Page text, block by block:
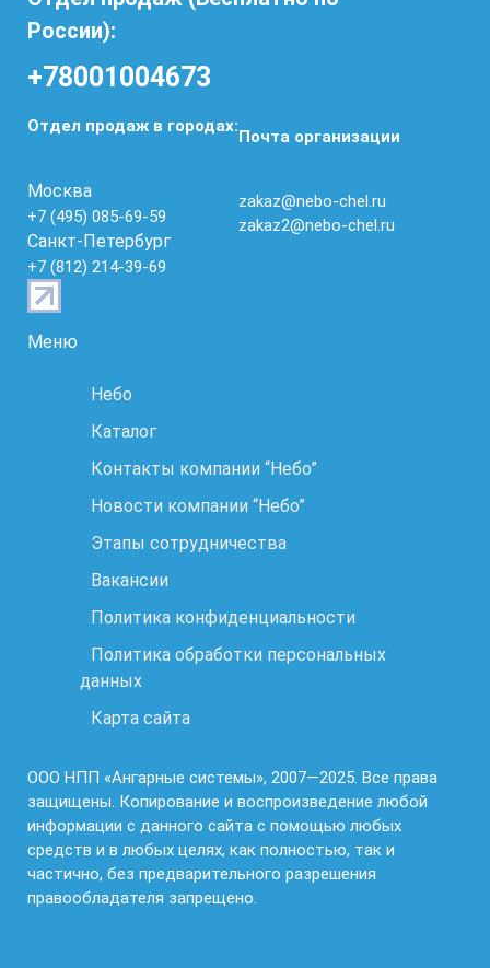
России):
+78001004673
Отдел продаж в городах:
Москва
+7 (495) 085-69-59
Санкт-Петербург
+7 (812) 214-39-69
Почта организации
zakaz@nebo-chel.ru
zakaz2@nebo-chel.ru
Меню
Небо
Каталог
Контакты компании “Небо”
Новости компании “Небо”
Этапы сотрудничества
Вакансии
Политика конфиденциальности
Политика обработки персональных
данных
Карта сайта
ООО НПП «Ангарные системы», 2007—2025. Все права
защищены. Копирование и воспроизведение любой
информации с данного сайта с помощью любых
средств и в любых целях, как полностью, так и
частично, без предварительного разрешения
правообладателя запрещено.